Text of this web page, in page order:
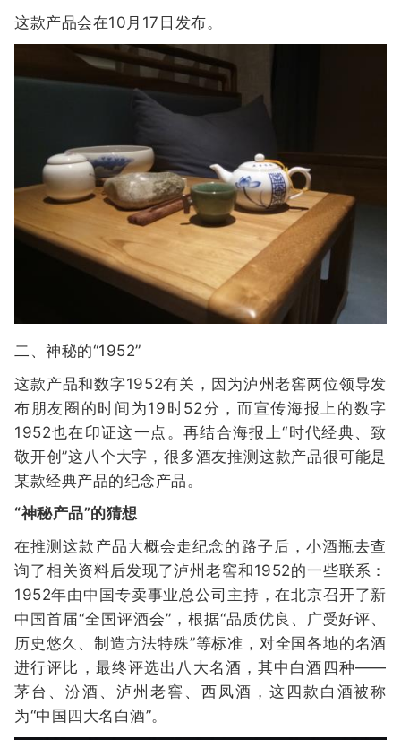
这款产品会在10月17日发布。
二、神秘的“1952”
这款产品和数字1952有关，因为泸州老窖两位领导发
布朋友圈的时间为19时52分，而宣传海报上的数字
1952也在印证这一点。再结合海报上“时代经典、致
敬开创”这八个大字，很多酒友推测这款产品很可能是
某款经典产品的纪念产品。
“神秘产品”的猜想
在推测这款产品大概会走纪念的路子后，小酒瓶去查
询了相关资料后发现了泸州老窖和1952的一些联系：
1952年由中国专卖事业总公司主持，在北京召开了新
中国首届“全国评酒会”，根据“品质优良、广受好评、
历史悠久、制造方法特殊”等标准，对全国各地的名酒
进行评比，最终评选出八大名酒，其中白酒四种——
茅台、汾酒、泸州老窖、西凤酒，这四款白酒被称
为“中国四大名白酒”。